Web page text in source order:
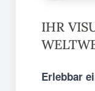
IHR
Erlebbar